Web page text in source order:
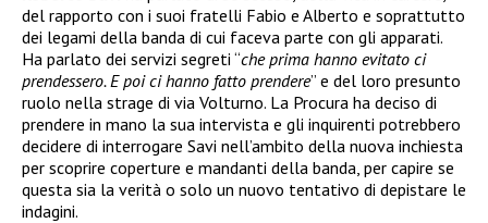
del rapporto con i suoi fratelli Fabio e Alberto e soprattutto
dei legami della banda di cui faceva parte con gli apparati.
Ha parlato dei servizi segreti “che prima hanno evitato ci
prendessero. E poi ci hanno fatto prendere” e del loro presunto
ruolo nella strage di via Volturno. La Procura ha deciso di
prendere in mano la sua intervista e gli inquirenti potrebbero
decidere di interrogare Savi nell’ambito della nuova inchiesta
per scoprire coperture e mandanti della banda, per capire se
questa sia la verità o solo un nuovo tentativo di depistare le
indagini.